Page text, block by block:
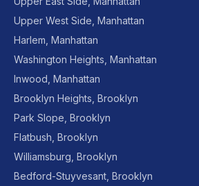
Upper West Side, Manhattan
Harlem, Manhattan
Washington Heights, Manhattan
Inwood, Manhattan
Brooklyn Heights, Brooklyn
Park Slope, Brooklyn
Flatbush, Brooklyn
Williamsburg, Brooklyn
Bedford-Stuyvesant, Brooklyn